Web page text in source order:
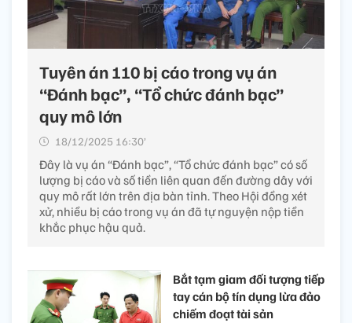
Tuyên án 110 bị cáo trong vụ án
“Đánh bạc”, “Tổ chức đánh bạc”
quy mô lớn
18/12/2025 16:30’
Đây là vụ án “Đánh bạc”, “Tổ chức đánh bạc” có số
lượng bị cáo và số tiền liên quan đến đường dây với
quy mô rất lớn trên địa bàn tỉnh. Theo Hội đồng xét
xử, nhiều bị cáo trong vụ án đã tự nguyện nộp tiền
khắc phục hậu quả.
Bắt tạm giam đối tượng tiếp
tay cán bộ tín dụng lừa đảo
chiếm đoạt tài sản